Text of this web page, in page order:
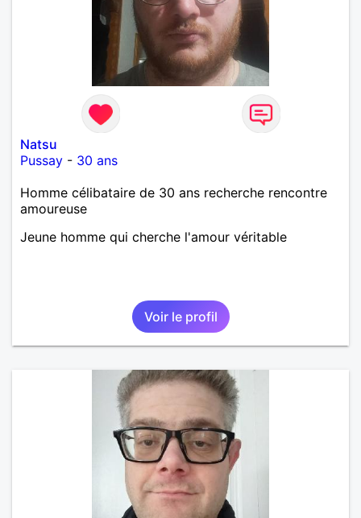
Natsu
Pussay - 30 ans
Homme célibataire de 30 ans recherche rencontre
amoureuse
Jeune homme qui cherche l'amour véritable
Voir le profil